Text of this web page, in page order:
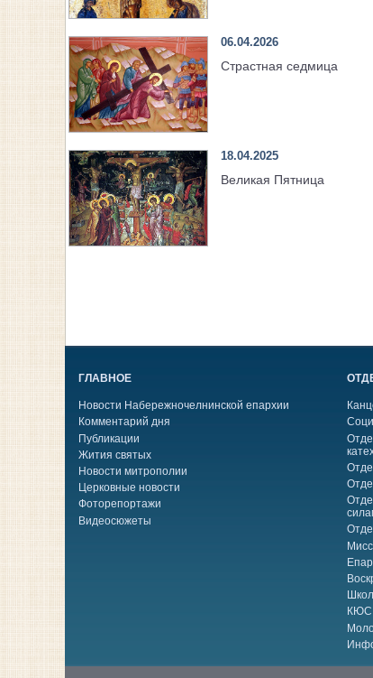
06.04.2026
Страстная седмица
18.04.2025
Великая Пятница
ГЛАВНОЕ
Новости Набережночелнинской епархии
Комментарий дня
Публикации
Жития святых
Новости митрополии
Церковные новости
Фоторепортажи
Видеосюжеты
КЮС